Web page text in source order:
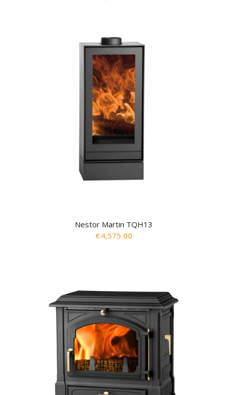
Nestor Martin TQH13
€4,575.00